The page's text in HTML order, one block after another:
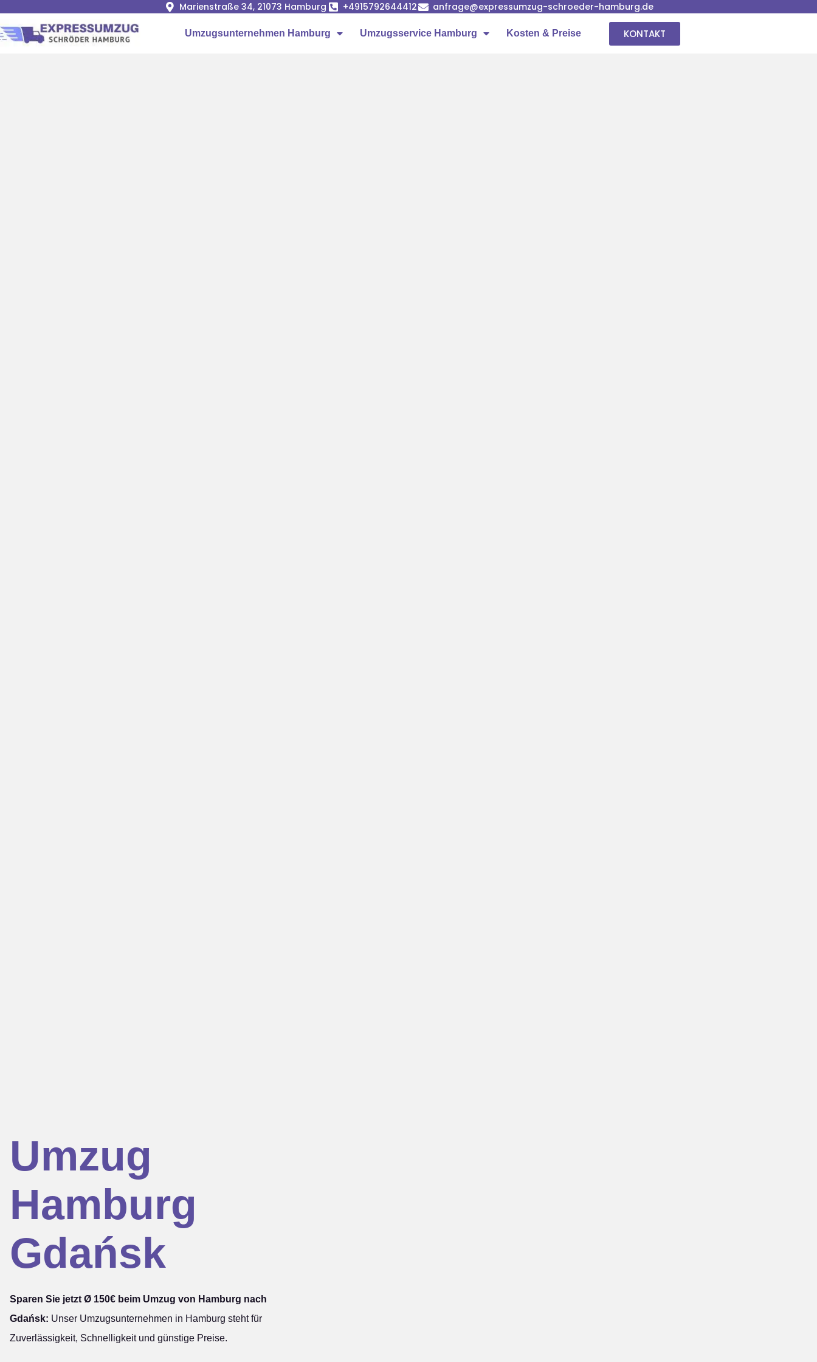
Marienstraße 34, 21073 Hamburg +4915792644412 anfrage@expressumzug-schroeder-hamburg.de
Umzugsunternehmen Hamburg Umzugsservice Hamburg Kosten & Preise KONTAKT
Umzug
Hamburg
Gdańsk
Sparen Sie jetzt Ø 150€ beim Umzug von Hamburg nach
Gdańsk: Unser Umzugsunternehmen in Hamburg steht für
Zuverlässigkeit, Schnelligkeit und günstige Preise.